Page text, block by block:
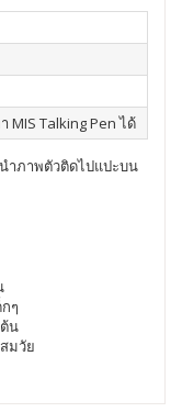
MIS Talking Pen ได้
ำภาพตัวติดไปแปะบน
ๆ
น
มวัย